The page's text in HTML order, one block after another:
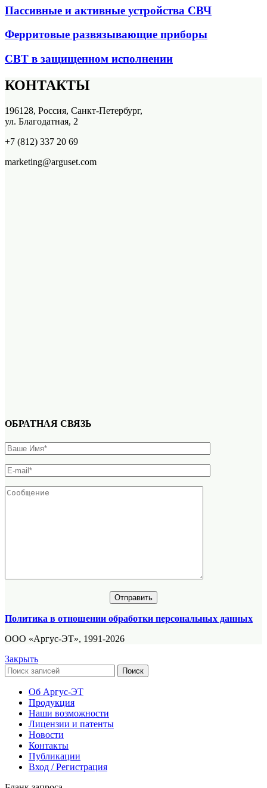
Пассивные и активные устройства СВЧ
Ферритовые развязывающие приборы
СВТ в защищенном исполнении
КОНТАКТЫ
196128, Россия, Санкт-Петербург,
ул. Благодатная, 2
+7 (812) 337 20 69
marketing@arguset.com
ОБРАТНАЯ СВЯЗЬ
Политика в отношении обработки персональных данных
ООО «Аргус-ЭТ», 1991-2026
Закрыть
Поиск
Об Аргус-ЭТ
Продукция
Наши возможности
Лицензии и патенты
Новости
Контакты
Публикации
Вход / Регистрация